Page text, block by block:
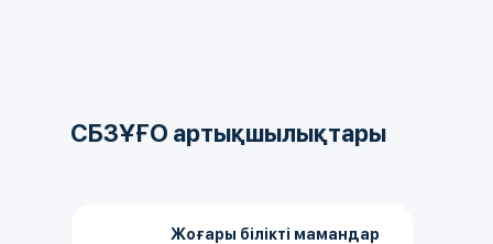
СБЗҰҒО артықшылықтары
Жоғары білікті мамандар